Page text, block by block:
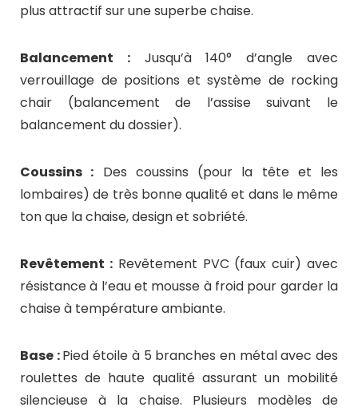
plus attractif sur une superbe chaise.
Balancement :Jusqu’à 140° d’angle avec
verrouillage de positions et système de rocking
chair (balancement de l’assise suivant le
balancement du dossier).
Coussins : Des coussins (pour la tête et les
lombaires) de très bonne qualité et dans le même
ton que la chaise, design et sobriété.
Revêtement :Revêtement PVC (faux cuir) avec
résistance à l’eau et mousse à froid pour garder la
chaise à température ambiante.
Base :Pied étoile à 5 branches en métal avec des
roulettes de haute qualité assurant un mobilité
silencieuse à la chaise. Plusieurs modèles de